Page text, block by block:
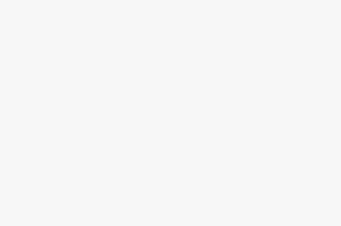
в периоды активного роста и стрессов.
орошение)